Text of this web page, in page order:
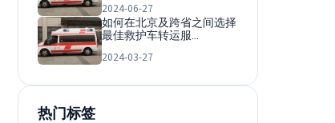
2024-06-27
如何在北京及跨省之间选择
最佳救护车转运服…
2024-03-27
热门标签